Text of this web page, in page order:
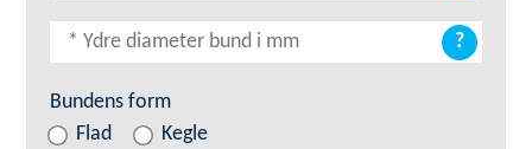
?
Bundens form
Flad
Kegle